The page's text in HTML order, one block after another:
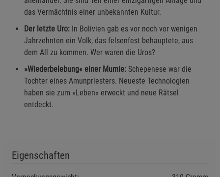
das Vermächtnis einer unbekannten Kultur.
Der letzte Uro: In Bolivien gab es vor noch vor wenigen
Jahrzehnten ein Volk, das felsenfest behauptete, aus
dem All zu kommen. Wer waren die Uros?
»Wiederbelebung« einer Mumie: Schepenese war die
Tochter eines Amunpriesters. Neueste Technologien
haben sie zum »Leben« erweckt und neue Rätsel
entdeckt.
Eigenschaften
Funktionale Cookies (1)
Cookie-Informationenanzeigen
Statistik Cookies (2) Statistik Cookies
Beschreibung Statistik Cookies
Cookie-Informationen